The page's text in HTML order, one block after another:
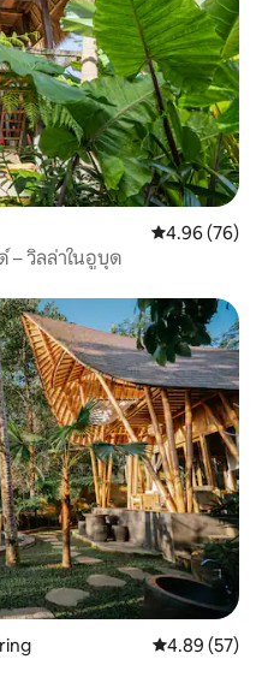
คะแนนเฉลี่ย
4.96 (76)
– วิลล่าในอูบุด
คะแนนเฉลี่ย
4.89 (57)